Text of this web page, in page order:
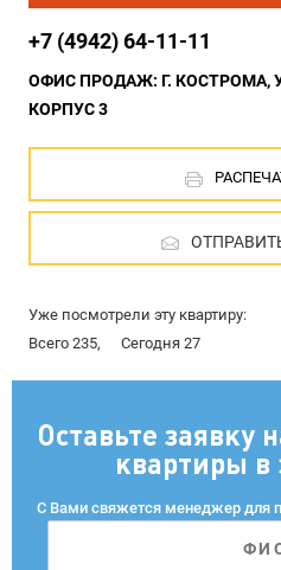
+7 (4942) 64-11-11
ОФИС ПРОДАЖ: Г. КОСТРОМА,
КОРПУС 3
Уже посмотрели эту квартиру:
Всего 235,
Сегодня 27
Оставьте заявку
квартиры в
С Вами свяжется менеджер для